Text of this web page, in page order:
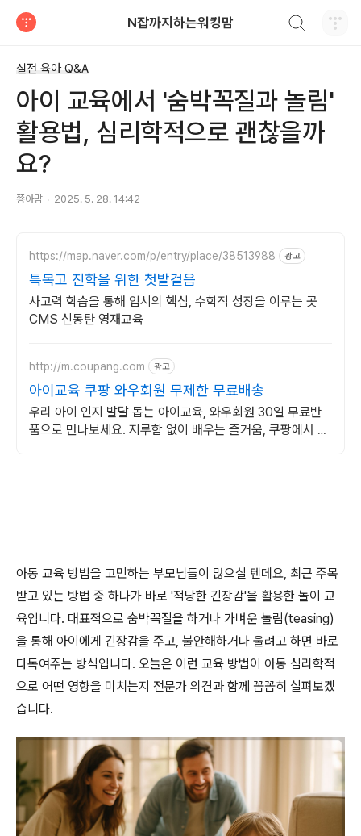
N잡까지하는워킹맘
실전 육아 Q&A
아이 교육에서 '숨박꼭질과 놀림'
활용법, 심리학적으로 괜찮을까
요?
쭁아맘 2025. 5. 28. 14:42
https://map.naver.com/p/entry/place/38513988 광고
특목고 진학을 위한 첫발걸음
사고력 학습을 통해 입시의 핵심, 수학적 성장을 이루는 곳
CMS 신동탄 영재교육
http://m.coupang.com 광고
아이교육 쿠팡 와우회원 무제한 무료배송
우리 아이 인지 발달 돕는 아이교육, 와우회원 30일 무료반
품으로 만나보세요. 지루함 없이 배우는 즐거움, 쿠팡에서 아
아동 교육 방법을 고민하는 부모님들이 많으실 텐데요, 최근 주목
받고 있는 방법 중 하나가 바로 '적당한 긴장감'을 활용한 놀이 교
육입니다. 대표적으로 숨박꼭질을 하거나 가벼운 놀림(teasing)
을 통해 아이에게 긴장감을 주고, 불안해하거나 울려고 하면 바로
다독여주는 방식입니다. 오늘은 이런 교육 방법이 아동 심리학적
으로 어떤 영향을 미치는지 전문가 의견과 함께 꼼꼼히 살펴보겠
습니다.